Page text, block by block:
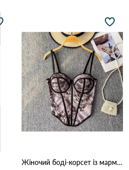
Жіночий боді-корсет із мармуровим принтом 9925 Сіро-фіолетовий